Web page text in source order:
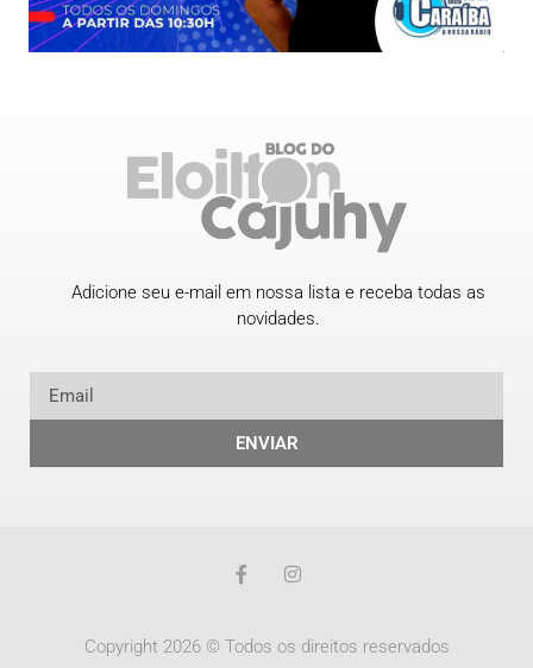
Adicione seu e-mail em nossa lista e receba todas as
novidades.
ENVIAR
Copyright 2026 © Todos os direitos reservados